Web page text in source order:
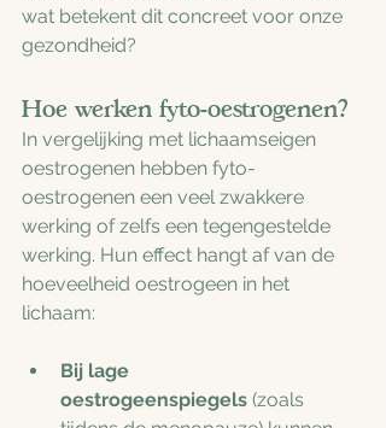
wat betekent dit concreet voor onze
gezondheid?
Hoe werken fyto-oestrogenen?
In vergelijking met lichaamseigen
oestrogenen hebben fyto-
oestrogenen een veel zwakkere
werking of zelfs een tegengestelde
werking. Hun effect hangt af van de
hoeveelheid oestrogeen in het
lichaam:
Bij lage
oestrogeenspiegels (zoals